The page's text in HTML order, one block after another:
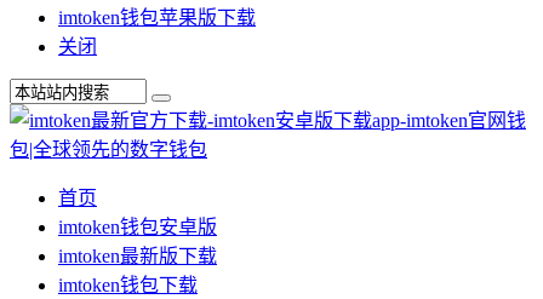
imtoken钱包苹果版下载
关闭
首页
imtoken钱包安卓版
imtoken最新版下载
imtoken钱包下载